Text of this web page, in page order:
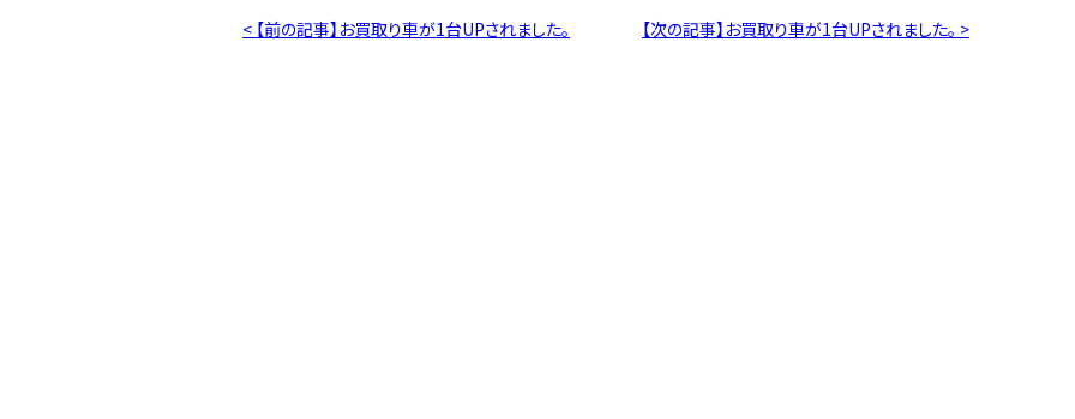
< 【前の記事】お買取り車が1台UPされました。 【次の記事】お買取り車が1台UPされました。 >